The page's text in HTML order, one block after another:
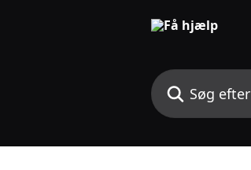
Søg efter artikler...